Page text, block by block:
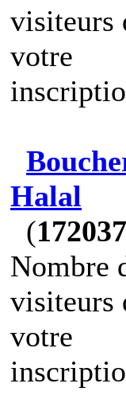
visiteurs
votre
Halal
(172037
Nombre
visiteurs
votre